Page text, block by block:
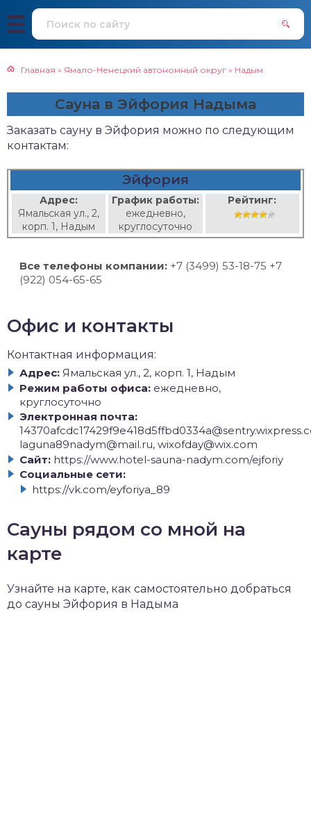
Главная » Ямало-Ненецкий автономный округ » Надым
Сауна в Эйфория Надыма
Заказать сауну в Эйфория можно по следующим
контактам:
Эйфория
Адрес:
Ямальская ул., 2,
корп. 1, Надым
График работы:
ежедневно,
круглосуточно
Рейтинг:
Все телефоны компании: +7 (3499) 53-18-75 +7
(922) 054-65-65
Офис и контакты
Контактная информация:
Адрес: Ямальская ул., 2, корп. 1, Надым
Режим работы офиса: ежедневно,
круглосуточно
Электронная почта:
laguna89nadym@mail.ru, wixofday@wix.com
Сайт: https://www.hotel-sauna-nadym.com/ejforiy
Социальные сети:
https://vk.com/eyforiya_89
Сауны рядом со мной на
карте
Узнайте на карте, как самостоятельно добраться
до сауны Эйфория в Надыма